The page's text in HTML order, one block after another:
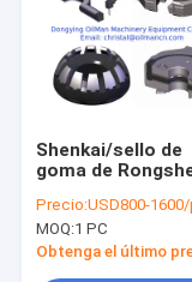
Sobre nosotros
Visita a la
noticias
Shenkai/sello de
goma de
Control
FZ/2FZ
Precio:USD800-
MOQ:1 PC
Obtenga el último